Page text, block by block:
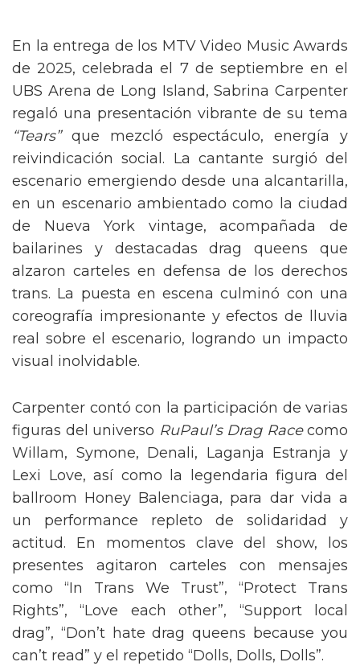
En la entrega de los MTV Video Music Awards
de 2025, celebrada el 7 de septiembre en el
UBS Arena de Long Island, Sabrina Carpenter
regaló una presentación vibrante de su tema
“Tears”que mezcló espectáculo, energía y
reivindicación social. La cantante surgió del
escenario emergiendo desde una alcantarilla,
en un escenario ambientado como la ciudad
de Nueva York vintage, acompañada de
bailarines y destacadas drag queens que
alzaron carteles en defensa de los derechos
trans. La puesta en escena culminó con una
coreografía impresionante y efectos de lluvia
real sobre el escenario, logrando un impacto
visual inolvidable.
Carpenter contó con la participación de varias
figuras del universo RuPaul’s Drag Racecomo
Willam, Symone, Denali, Laganja Estranja y
Lexi Love, así como la legendaria figura del
ballroom Honey Balenciaga, para dar vida a
un performance repleto de solidaridad y
actitud. En momentos clave del show, los
presentes agitaron carteles con mensajes
como “In Trans We Trust”, “Protect Trans
Rights”, “Love each other”, “Support local
drag”, “Don’t hate drag queens because you
can’t read” y el repetido “Dolls, Dolls, Dolls”.